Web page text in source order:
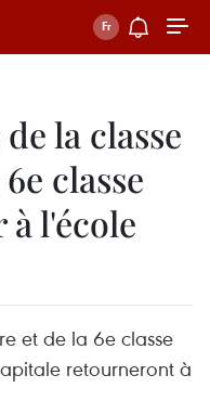
la classe
classe
l'école
et de la 6e classe
retourneront à